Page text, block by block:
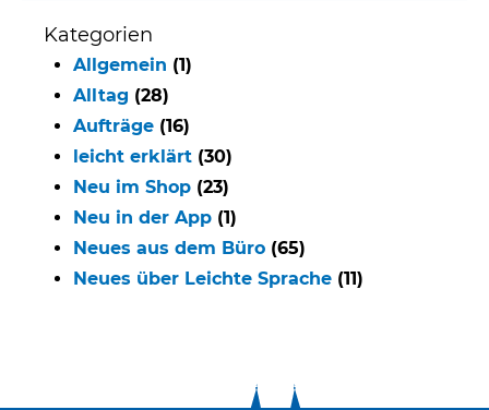
Kategorien
Allgemein (1)
Alltag (28)
Aufträge (16)
leicht erklärt (30)
Neu im Shop (23)
Neu in der App (1)
Neues aus dem Büro (65)
Neues über Leichte Sprache (11)